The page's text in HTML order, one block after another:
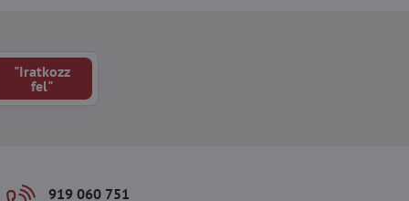
"Iratkozz
fel"
919 060 751